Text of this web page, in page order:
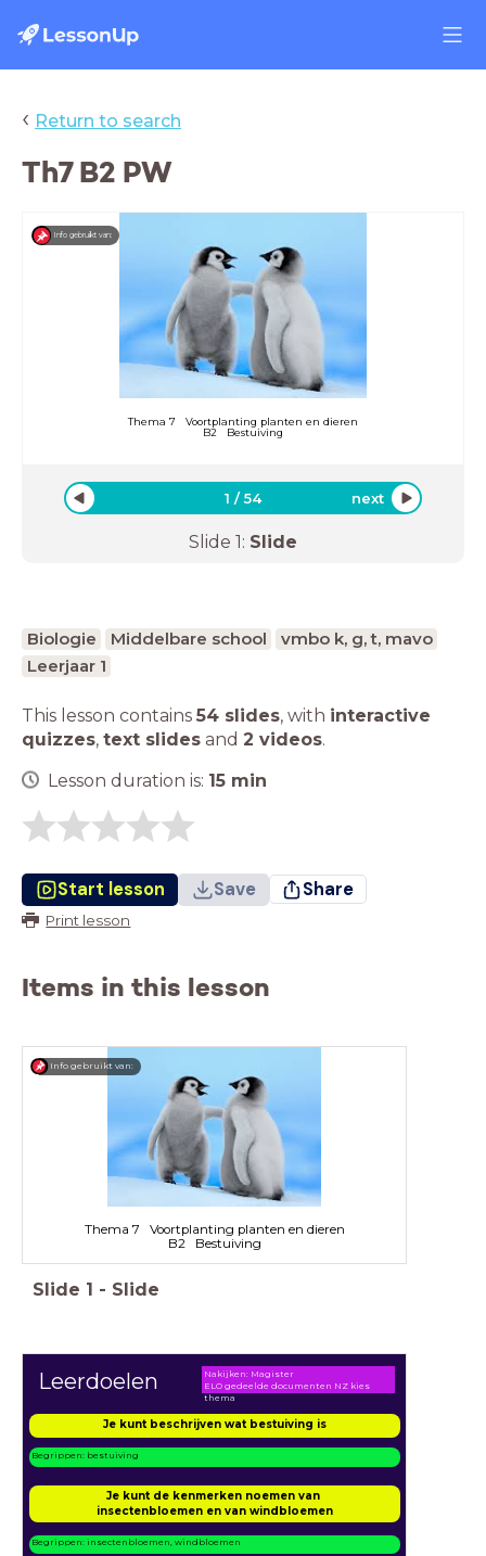
‹ Return to search
Th7 B2 PW
Thema 7 Voortplanting planten en dieren
B2 Bestuiving
Info gebruikt van:
1 /54 next
Slide 1: Slide
Biologie Middelbare school
vmbo k, g, t, mavo
Leerjaar 1
This lesson contains 54 slides, with interactive
quizzes, text slides and 2 videos.
Lesson duration is: 15 min
Start lesson Save Share
Print lesson
Items in this lesson
Thema 7 Voortplanting planten en dieren
B2 Bestuiving
Info gebruikt van:
Slide 1 - Slide
Leerdoelen
Je kunt beschrijven wat bestuiving is
Begrippen: bestuiving
Nakijken: Magister
ELO gedeelde documenten NZ kies
thema
Je kunt de kenmerken noemen van
insectenbloemen en van windbloemen
Begrippen: insectenbloemen, windbloemen